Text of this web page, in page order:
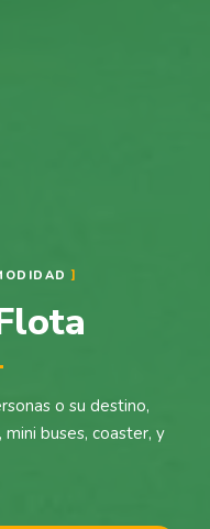
o su destino,
buses, coaster, y